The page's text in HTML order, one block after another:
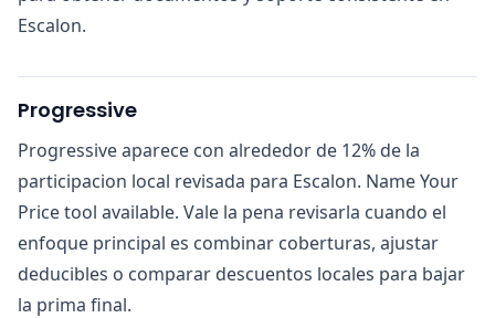
Escalon.
Progressive
Progressive aparece con alrededor de 12% de la
participacion local revisada para Escalon. Name Your
Price tool available. Vale la pena revisarla cuando el
enfoque principal es combinar coberturas, ajustar
deducibles o comparar descuentos locales para bajar
la prima final.